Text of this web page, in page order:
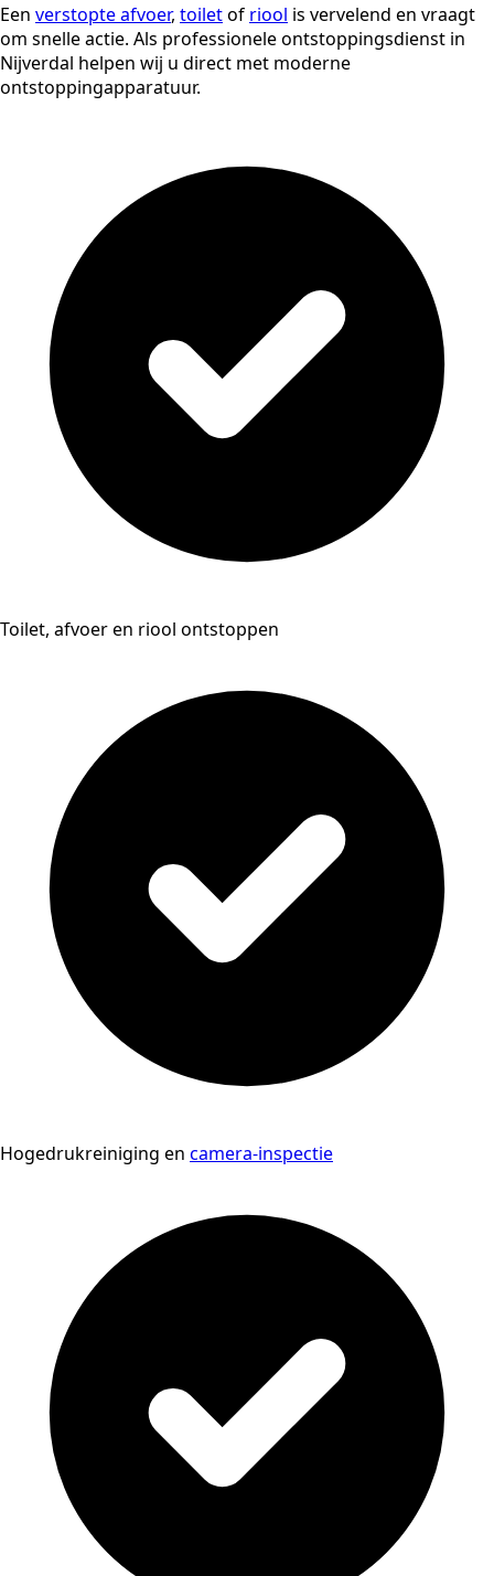
Een verstopte afvoer, toiletof riool is vervelend en vraagt
om snelle actie. Als professionele ontstoppingsdienst in
Nijverdal helpen wij u direct met moderne
ontstoppingapparatuur.
Toilet, afvoer en riool ontstoppen
Hogedrukreiniging en camera-inspectie